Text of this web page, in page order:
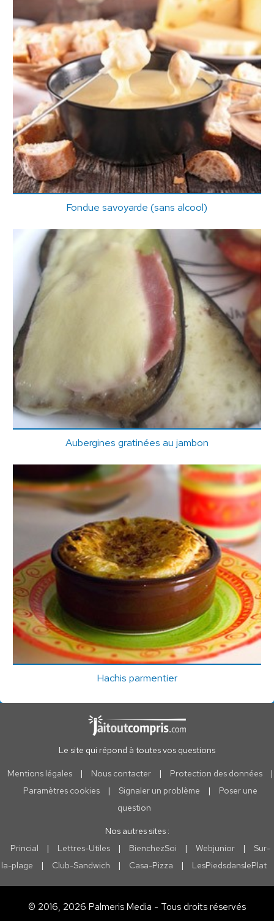
Fondue savoyarde (sans alcool)
Aubergines gratinées au jambon
Hachis parmentier
Le site qui répond à toutes vos questions
Mentions légales | Nous contacter | Protection des données
|
Paramètres cookies
| Signaler un problème |
Poser une
question
Nos autres sites :
Princial
| Lettres-Utiles | BienchezSoi | Webjunior |
Sur-
la-plage
| Club-Sandwich | Casa-Pizza | LesPiedsdanslePlat
© 2016, 2026 Palmeris Media - Tous droits réservés